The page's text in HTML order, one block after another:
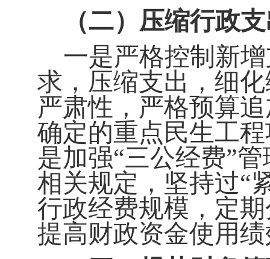
（二）压缩行政
一是严格控制新
求，压缩支出，细
严肃性，严格预算
确定的重点民生工
是加强“三公经费”管
相关规定，坚持过“
行政经费规模，定
提高财政资金使用